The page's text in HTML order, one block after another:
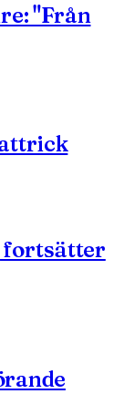
"Från
fortsätter